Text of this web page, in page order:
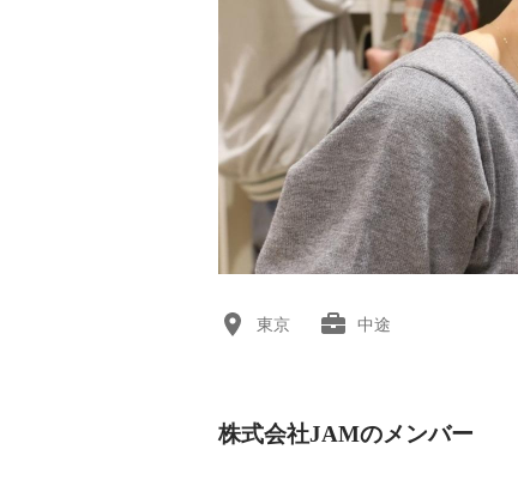
東京 中途
株式会社JAMのメンバー